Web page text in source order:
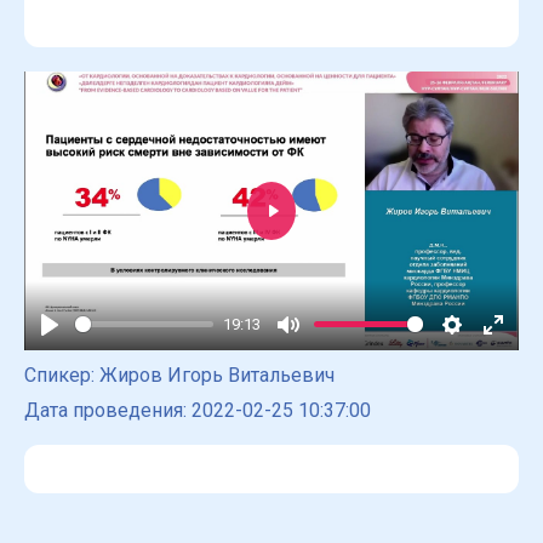
Play
19:13
Mute Settings
Enter
Play
Спикер: Жиров Игорь Витальевич
Дата проведения: 2022-02-25 10:37:00